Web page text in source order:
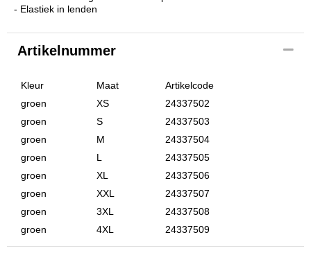
- Elastiek in lenden
Artikelnummer
Kleur Maat
Artikelcode
groen
XS
24337502
groen
S
24337503
groen
M
24337504
groen
L
24337505
groen
XL
24337506
groen
XXL
24337507
groen
3XL
24337508
groen
4XL 24337509